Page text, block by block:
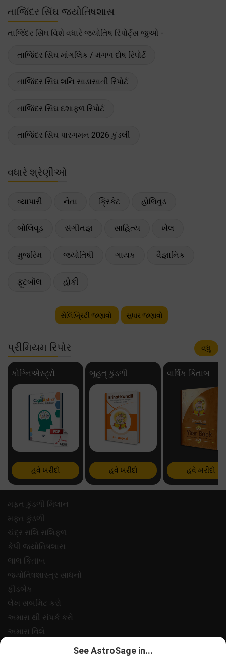
તાજિંદર સિંઘ જ્યોતિષશાસ
તાજિંદર સિંઘ વિશે વધારે જ્યોતિષ રિપોર્ટ્સ જુઓ -
તાજિંદર સિંઘ માંગલિક / મંગળ દોષ રિપોર્ટ
તાજિંદર સિંઘ શનિ સાડાસાતી રિપોર્ટ
તાજિંદર સિંઘ દશાફળ રિપોર્ટ
તાજિંદર સિંઘ પારગમન 2026 કુંડલી
વધારે શ્રેણીઓ
વ્યાપારી નેતા ક્રિકેટ હોલિવુડ
બોલિવૂડ સંગીતજ્ઞ સાહિત્ય ખેલ
મુજરિમ જ્યોતિષી ગાયક વૈજ્ઞાનિક
ફૂટબૉલ હોકી
સેલિબ્રિટી જણાવો સુધાર જણાવો
પ્રીમિયમ રિપોર વધુ
કોગ્નિએસ્ટ્રો
હવે ખરીદો
બૃહત્ કુંડળી
હવે ખરીદો
વાર્ષિક કિતાબ
હવે ખરીદો
મફ્ત કુંડળી મિલાન
મફ્ત કુંડળી
ચંદ્ર રાશિ રાશિફળ
કેપી જ્યોતિષશાસ
લાલ કિતાબ
જ્યોતિષશાસ્ત્ર સાધનો
ફીડબેક
લેખ સબમિટ કરો
અમારા થી સંપર્ક કરો
અમારા વિશે
See AstroSage in...